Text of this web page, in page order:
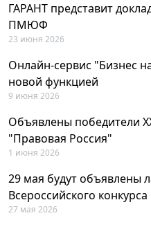
ГАРАНТ представит
ПМЮФ
23 июня 2026
Онлайн-сервис "Бизнес
новой функцией
9 июня 2026
Объявлены победители
"Правовая Россия"
1 июня 2026
29 мая будут объявлены
Всероссийского
27 мая 2026